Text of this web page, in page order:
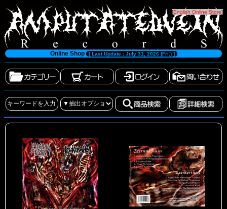
[English Online Store]
Online Shop [ Last Update : July 31, 2026 (Fri.) ]